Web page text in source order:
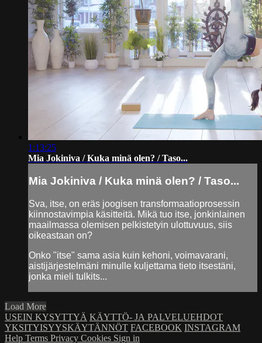
1:13:25
Mia Jokiniva / Kuka minä olen? / Taso...
Mia Jokiniva / Kuka minä olen? / Taso...
Sva, itse, on eräs joogisen transformaatioprosessin
kiinnostavimpia käsitteitä. Mikä tuo itse, jonkinlainen
maailmassa olemisen pelkistetyin ulottuvuus, siis
oikeastaan on?
Onko "itse" sama asia kuin kehoni, voimavarani,
aistijärjestelmäni minulle kuljettama tieto itsestäni,
jonka mieli tulkits...
Load More
USEIN KYSYTTYÄ KÄYTTÖ- JA PALVELUEHDOT
YKSITYISYYSKÄYTÄNNÖT FACEBOOK INSTAGRAM
Help Terms Privacy Cookies Sign in